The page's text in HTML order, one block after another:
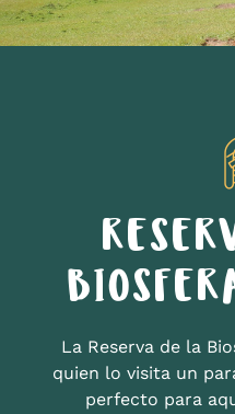
La Reserva de la
quien lo visita un
perfecto para